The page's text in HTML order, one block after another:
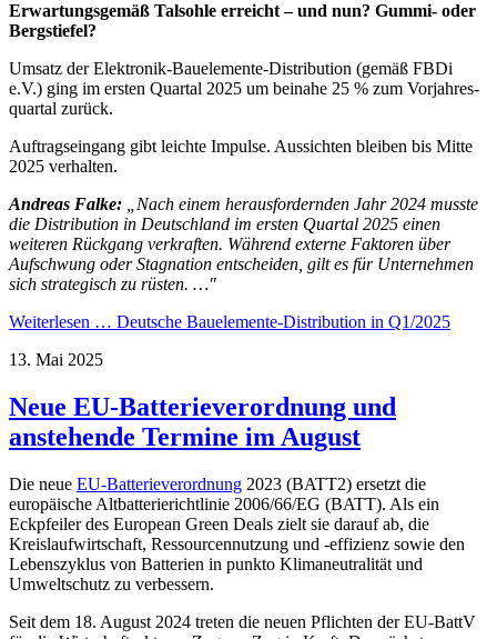
Erwar­tungs­ge­mäß Tal­sohle erreicht – und nun? Gummi- oder
Berg­stiefel?
Umsatz der Elektronik-Bauelemente-Dis­tri­bution (gemäß FBDi
e.V.) ging im ersten Quartal 2025 um beinahe 25 % zum Vor­jahres­
quar­tal zurück.
Auftragseingang gibt leichte Impulse. Aus­sichten bleiben bis Mitte
2025 verhalten.
Andreas Falke: „Nach einem he­raus­for­dern­den Jahr 2024 musste
die Distribution in Deutsch­land im ersten Quartal 2025 einen
weiteren Rückgang verkraften. Während externe Faktoren über
Aufschwung oder Stagnation ent­schei­den, gilt es für Unter­neh­men
sich strate­gisch zu rüsten. …"
Weiterlesen … Deutsche Bauelemente-Distribution in Q1/2025
13. Mai 2025
Neue EU-Batterieverordnung und
anstehende Termine im August
Die neue EU-Batterieverordnung 2023 (BATT2) ersetzt die
europäische Altbatterierichtlinie 2006/66/EG (BATT). Als ein
Eckpfeiler des European Green Deals zielt sie darauf ab, die
Kreislaufwirtschaft, Ressourcennutzung und -effizienz sowie den
Lebenszyklus von Batterien in punkto Klimaneutralität und
Umweltschutz zu verbessern.
Seit dem 18. August 2024 treten die neuen Pflichten der EU-BattV